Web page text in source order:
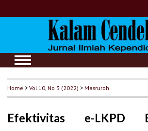
Home >Vol 10, No 3 (2022) >Masruroh
Efektivitas e-LKPD